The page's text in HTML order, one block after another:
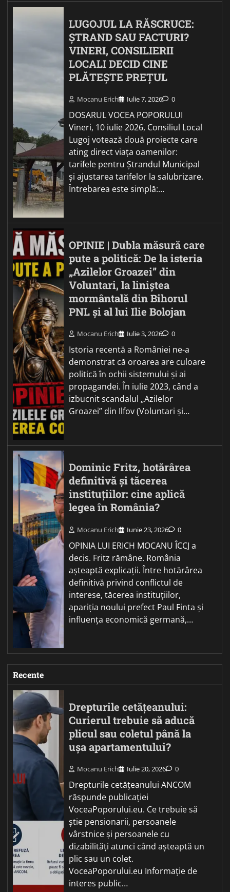
LUGOJUL LA RĂSCRUCE:
ȘTRAND SAU FACTURI?
VINERI, CONSILIERII
LOCALI DECID CINE
PLĂTEȘTE PREȚUL
Mocanu Erich Iulie 7, 2026 0
DOSARUL VOCEA POPORULUI
Vineri, 10 iulie 2026, Consiliul Local
Lugoj votează două proiecte care
ating direct viața oamenilor:
tarifele pentru Ștrandul Municipal
și ajustarea tarifelor la salubrizare.
Întrebarea este simplă:…
OPINIE | Dubla măsură care
pute a politică: De la isteria
„Azilelor Groazei” din
Voluntari, la liniștea
mormântală din Bihorul
PNL și al lui Ilie Bolojan
Mocanu Erich Iulie 3, 2026 0
Istoria recentă a României ne-a
demonstrat că oroarea are culoare
politică în ochii sistemului și ai
propagandei. În iulie 2023, când a
izbucnit scandalul „Azilelor
Groazei” din Ilfov (Voluntari și…
Dominic Fritz, hotărârea
definitivă și tăcerea
instituțiilor: cine aplică
legea în România?
Mocanu Erich Iunie 23, 2026 0
OPINIA LUI ERICH MOCANU ÎCCJ a
decis. Fritz rămâne. România
așteaptă explicații. Între hotărârea
definitivă privind conflictul de
interese, tăcerea instituțiilor,
apariția noului prefect Paul Finta și
influența economică germană,…
Recente
Drepturile cetățeanului:
Curierul trebuie să aducă
plicul sau coletul până la
ușa apartamentului?
Mocanu Erich Iulie 20, 2026 0
Drepturile cetățeanului ANCOM
răspunde publicației
VoceaPoporului.eu. Ce trebuie să
știe pensionarii, persoanele
vârstnice și persoanele cu
dizabilități atunci când așteaptă un
plic sau un colet.
VoceaPoporului.eu Informație de
interes public…